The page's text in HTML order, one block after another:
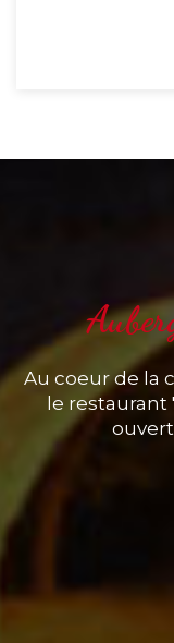
Au coeur de la
le restaurant